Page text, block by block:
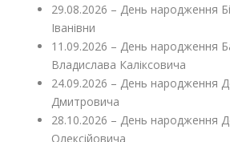
29.08.2026 – День народження
Іванівни
11.09.2026 – День народження
Владислава Каліксовича
24.09.2026 – День народження
Дмитровича
28.10.2026 – День народження
Олексійовича